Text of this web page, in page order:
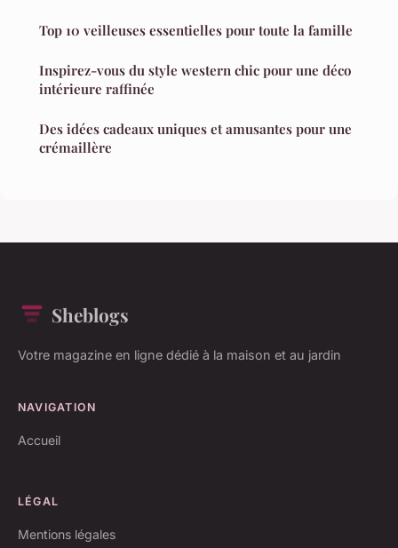
Top 10 veilleuses essentielles pour toute la famille
Inspirez-vous du style western chic pour une déco
intérieure raffinée
Des idées cadeaux uniques et amusantes pour une
crémaillère
Sheblogs
Votre magazine en ligne dédié à la maison et au jardin
NAVIGATION
Accueil
LÉGAL
Mentions légales